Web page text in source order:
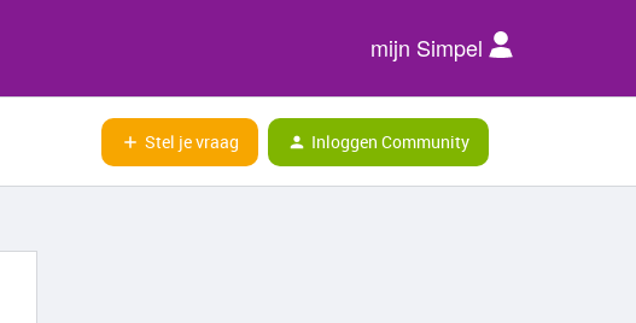
mijn Simpel
Stel je vraag Inloggen Community